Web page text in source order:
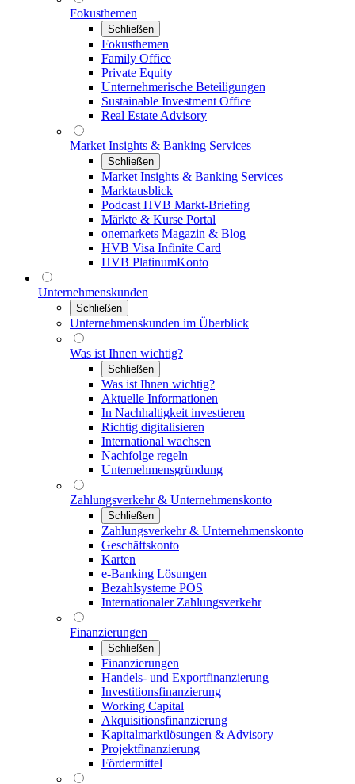
Fokusthemen
Schließen
Fokusthemen
Family Office
Private Equity
Unternehmerische Beteiligungen
Sustainable Investment Office
Real Estate Advisory
Market Insights & Banking Services
Schließen
Market Insights & Banking Services
Marktausblick
Podcast HVB Markt-Briefing
Märkte & Kurse Portal
onemarkets Magazin & Blog
HVB Visa Infinite Card
HVB PlatinumKonto
Unternehmenskunden
Schließen
Unternehmenskunden im Überblick
Was ist Ihnen wichtig?
Schließen
Was ist Ihnen wichtig?
Aktuelle Informationen
In Nachhaltigkeit investieren
Richtig digitalisieren
International wachsen
Nachfolge regeln
Unternehmensgründung
Zahlungsverkehr & Unternehmenskonto
Schließen
Zahlungsverkehr & Unternehmenskonto
Geschäftskonto
Karten
e-Banking Lösungen
Bezahlsysteme POS
Internationaler Zahlungsverkehr
Finanzierungen
Schließen
Finanzierungen
Handels- und Exportfinanzierung
Investitionsfinanzierung
Working Capital
Akquisitionsfinanzierung
Kapitalmarktlösungen & Advisory
Projektfinanzierung
Fördermittel